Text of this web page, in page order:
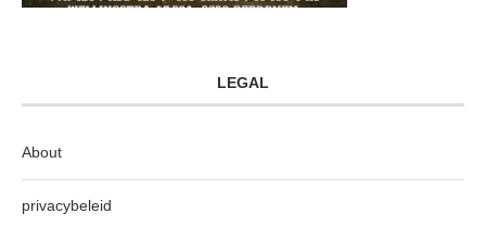
LEGAL
About
privacybeleid